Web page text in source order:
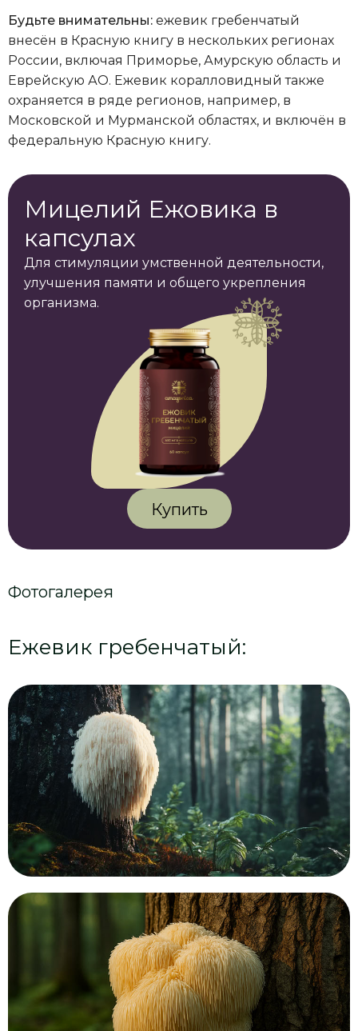
Будьте внимательны: ежевик гребенчатый
внесён в Красную книгу в нескольких регионах
России, включая Приморье, Амурскую область и
Еврейскую АО. Ежевик коралловидный также
охраняется в ряде регионов, например, в
Московской и Мурманской областях, и включён в
федеральную Красную книгу.
Мицелий Ежовика в
капсулах
Для стимуляции умственной деятельности,
улучшения памяти и общего укрепления
организма.
Купить
Фотогалерея
Ежевик гребенчатый: